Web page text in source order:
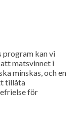
program kan vi
matsvinnet i
minskas, och en
tillåta
för